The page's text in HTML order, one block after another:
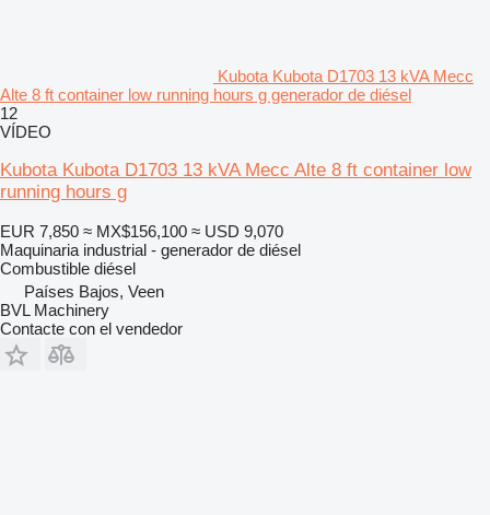
Kubota Kubota D1703 13 kVA Mecc
Alte 8 ft container low running hours g generador de diésel
12
VÍDEO
Kubota Kubota D1703 13 kVA Mecc Alte 8 ft container low
running hours g
EUR 7,850 ≈ MX$156,100 ≈ USD 9,070
Maquinaria industrial - generador de diésel
Combustible diésel
Países Bajos, Veen
BVL Machinery
Contacte con el vendedor